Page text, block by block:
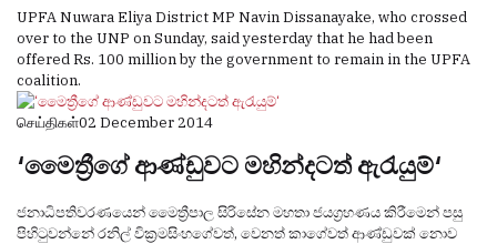
UPFA Nuwara Eliya District MP Navin Dissanayake, who crossed
over to the UNP on Sunday, said yesterday that he had been
offered Rs. 100 million by the government to remain in the UPFA
coalition.
செய்திகள்02 December 2014
‘මෛත්‍රීගේ ආණ්ඩුවට මහින්දටත් ඇරැයුම්‘
ජනාධිපතිවරණයෙන් මෛත්‍රීපාල සිරිසේන මහතා ජයග්‍රහණය කිරීමෙන් පසු
පිහිටුවන්නේ රනිල් වික්‍රමසිංහගේවත්, වෙනත් කාගේවත් ආණ්ඩුවක් නොව